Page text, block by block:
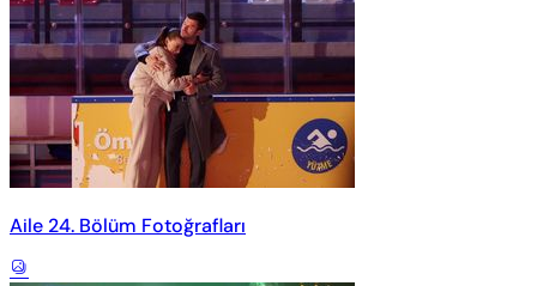
Aile 24. Bölüm Fotoğrafları